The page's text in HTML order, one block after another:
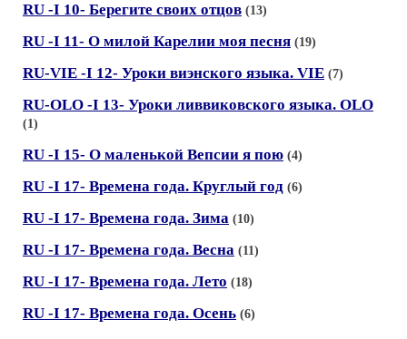
RU -I 10- Берегите своих отцов (13)
RU -I 11- О милой Карелии моя песня (19)
RU-VIE -I 12- Уроки виэнского языка. VIE (7)
RU-OLO -I 13- Уроки ливвиковского языка. OLO
(1)
RU -I 15- О маленькой Вепсии я пою (4)
RU -I 17- Времена года. Круглый год (6)
RU -I 17- Времена года. Зима (10)
RU -I 17- Времена года. Весна (11)
RU -I 17- Времена года. Лето (18)
RU -I 17- Времена года. Осень (6)